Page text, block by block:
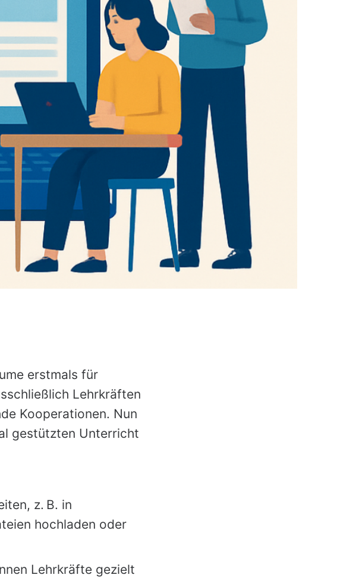
erstmals für
Lehrkräften
Kooperationen. Nun
gestützten Unterricht
z. B. in
hochladen oder
Lehrkräfte gezielt